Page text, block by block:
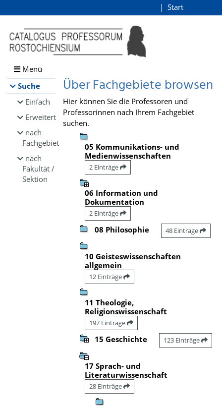
Browsen
direkt zum Inhalt
Start
Menü
Suche
Einfach
Erweitert
nach
Fachgebiet
nach
Fakultät /
Sektion
Über Fachgebiete browsen
Hier können Sie die Professoren und
Professorinnen nach Ihrem Fachgebiet
suchen.
05 Kommunikations- und
Medienwissenschaften
2 Einträge
06 Information und
Dokumentation
2 Einträge
08 Philosophie 48 Einträge
10 Geisteswissenschaften
allgemein
12 Einträge
11 Theologie,
Religionswissenschaft
197 Einträge
15 Geschichte 123 Einträge
17 Sprach- und
Literaturwissenschaft
28 Einträge